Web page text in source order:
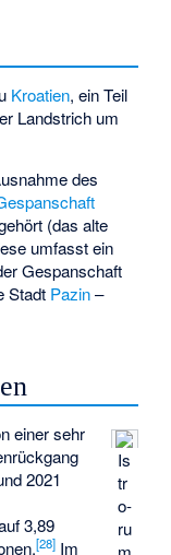
Kroatien, ein Teil
Landstrich um
des
(das alte
umfasst ein
Gespanschaft
Stadt Pazin–
Is
tr
o-
ru
einer sehr
2021
3,89
[28] Im